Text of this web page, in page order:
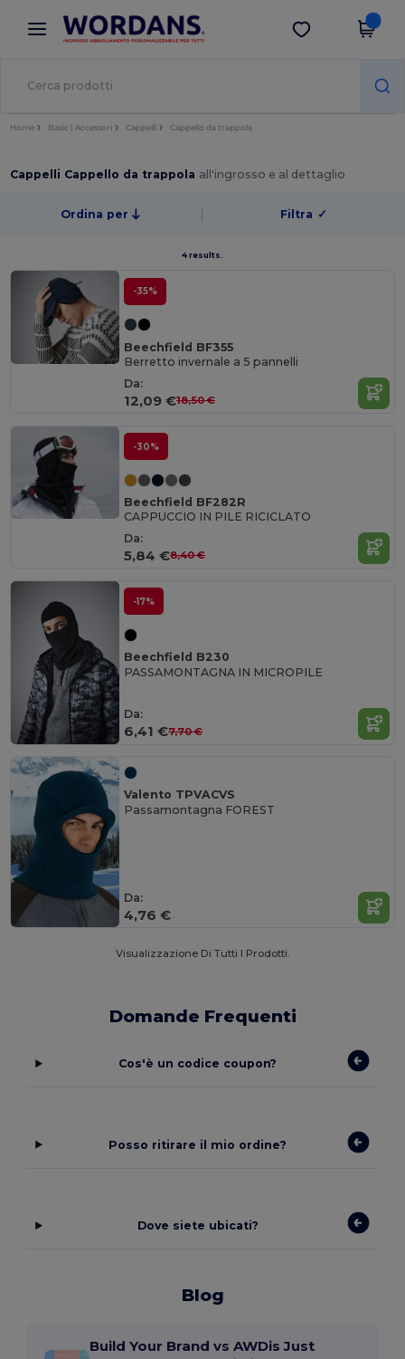
× App Wordans
Prezzi migliori sull'app!
Scarica app
Home Basic | Accessori Cappelli Cappello da trappola
Cappelli Cappello da trappola all'ingrosso e al dettaglio
Ordina per Filtra ✓
4 results.
-35%
Beechfield BF355
Berretto invernale a 5 pannelli
Da:
12,09 €18,50 €
-30%
Beechfield BF282R
CAPPUCCIO IN PILE RICICLATO
Da:
5,84 €8,40 €
-17%
Beechfield B230
PASSAMONTAGNA IN MICROPILE
Da:
6,41 €7,70 €
Valento TPVACVS
Passamontagna FOREST
Da:
4,76 €
Visualizzazione Di Tutti I Prodotti.
Domande Frequenti
Cos'è un codice coupon?
Posso ritirare il mio ordine?
Dove siete ubicati?
Blog
Build Your Brand vs AWDis Just